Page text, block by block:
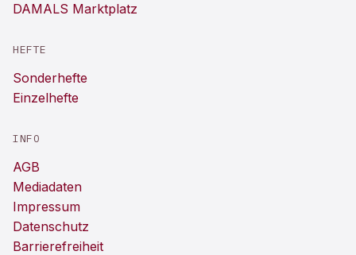
DAMALS Marktplatz
HEFTE
Sonderhefte
Einzelhefte
INFO
AGB
Mediadaten
Impressum
Datenschutz
Barrierefreiheit